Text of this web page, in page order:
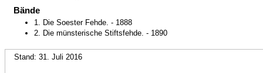
Bände
1. Die Soester Fehde. - 1888
2. Die münsterische Stiftsfehde. - 1890
Stand: 31. Juli 2016